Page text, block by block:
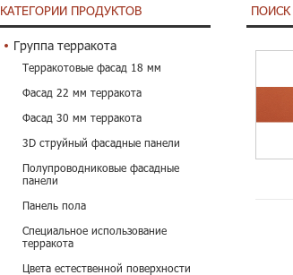
КАТЕГОРИИ ПРОДУКТОВ
Группа терракота
Терракотовые фасад 18 мм
Фасад 22 мм терракота
Фасад 30 мм терракота
3D струйный фасадные панели
Полупроводниковые фасадные
панели
Панель пола
Специальное использование
терракота
Цвета естественной поверхности
ПОИСК